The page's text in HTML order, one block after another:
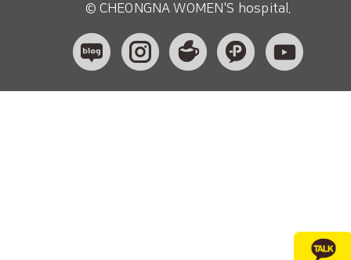
© CHEONGNA WOMEN'S hospital.